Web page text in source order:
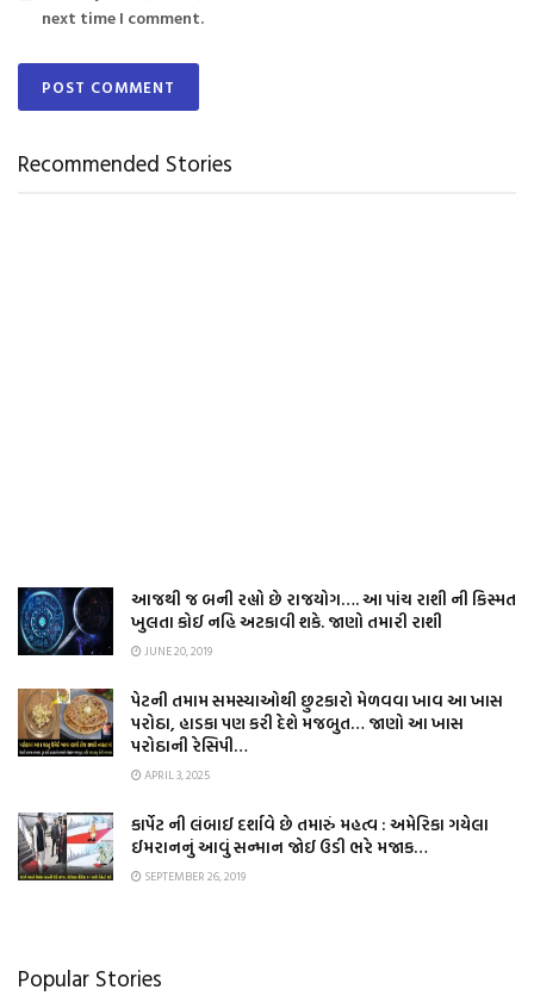
next time I comment.
Recommended Stories
આજથી જ બની રહ્યો છે રાજયોગ…. આ પાંચ રાશી ની કિસ્મત
ખુલતા કોઈ નહિ અટકાવી શકે. જાણો તમારી રાશી
JUNE 20, 2019
પેટની તમામ સમસ્યાઓથી છુટકારો મેળવવા ખાવ આ ખાસ
પરોઠા, હાડકા પણ કરી દેશે મજબુત… જાણો આ ખાસ
પરોઠાની રેસિપી…
APRIL 3, 2025
કાર્પેટ ની લંબાઈ દર્શાવે છે તમારું મહત્વ : અમેરિકા ગયેલા
ઈમરાનનું આવું સન્માન જોઈ ઉડી ભરે મજાક…
SEPTEMBER 26, 2019
Popular Stories